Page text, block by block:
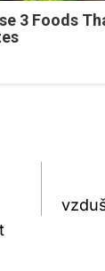
3 Foods